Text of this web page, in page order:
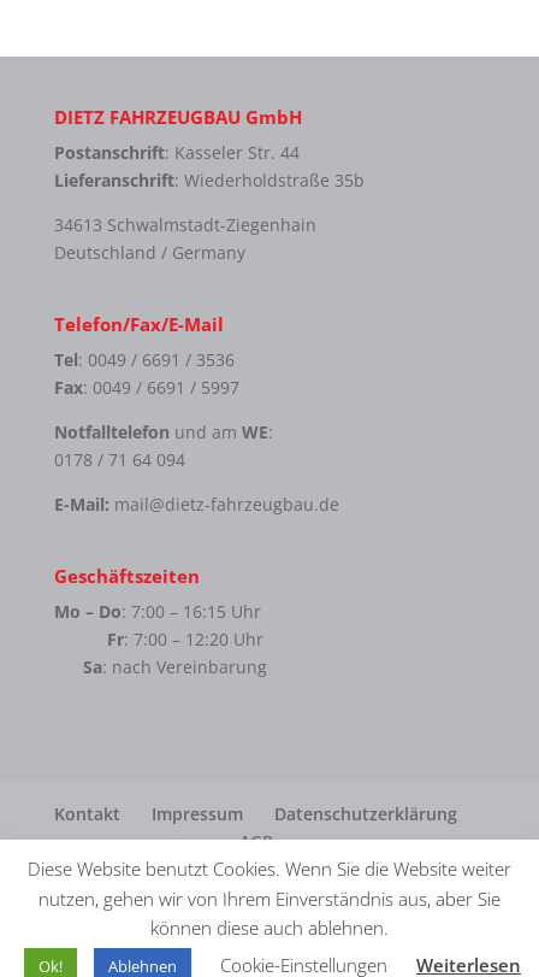
DIETZ FAHRZEUGBAU GmbH
Postanschrift: Kasseler Str. 44
Lieferanschrift: Wiederholdstraße 35b
34613 Schwalmstadt-Ziegenhain
Deutschland / Germany
Telefon/Fax/E-Mail
Tel: 0049 / 6691 / 3536
Fax: 0049 / 6691 / 5997
Notfalltelefon und am WE:
0178 / 71 64 094
E-Mail: mail@dietz-fahrzeugbau.de
Geschäftszeiten
Mo – Do: 7:00 – 16:15 Uhr
Fr: 7:00 – 12:20 Uhr
Sa: nach Vereinbarung
Kontakt Impressum
Datenschutzerklärung
AGB
© Dietz Fahrzeugbau GmbH · Realisation
Diese Website benutzt Cookies. Wenn Sie die Website weiter
nutzen, gehen wir von Ihrem Einverständnis aus, aber Sie
können diese auch ablehnen.
Ok! Ablehnen Cookie-Einstellungen Weiterlesen